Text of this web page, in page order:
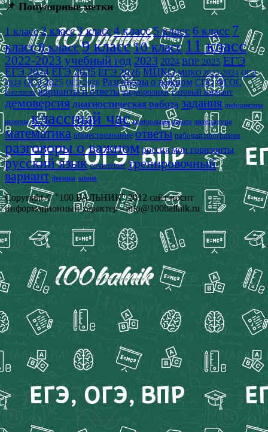
📌 Популярные метки
1 класс 2 класс3 класс4 класс 5 класс 6 класс 7
класс8 класс9 класс10 класс11 класс
2022-2023 учебный год 2023 2024 ВПР 2025 ЕГЭ
ЕГЭ 2024 ЕГЭ 2025 ЕГЭ 2026 МЦКО МЦКО 2023-2024 ОГЭ
2024 ОГЭ 2025 ОГЭ 2026 Разговоры о важном СПО ФГОС
биология варианты и ответы видеоролики готовый вариант
демоверсия диагностическая работа задания информатика
история классный час контрольная работа литература
математика обществознание ответы рабочая программа
разговоры о важном россия мои горизонты
русский язык сочинение тренировочный
вариант физика химия
Copyright © "100 БАЛЬНИК" 2012 сайт носит
информационный характер - info@100ballnik.ru